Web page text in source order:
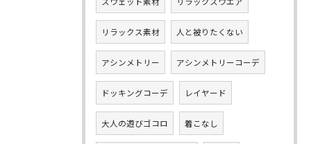
リラックス素材 人と被りたくない
アシンメトリー アシンメトリーコーデ
ドッキングコーデ レイヤード
大人の遊びゴコロ 着こなし